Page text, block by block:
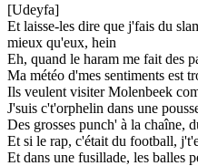
[Udeyfa]
Et laisse-les dire que j'fais du
mieux qu'eux, hein
Eh, quand le haram me fait des
Ma météo d'mes sentiments est
Ils veulent visiter Molenbeek
J'suis c't'orphelin dans une
Des grosses punch' à la chaîne,
Et si le rap, c'était du football,
Et dans une fusillade, les balles